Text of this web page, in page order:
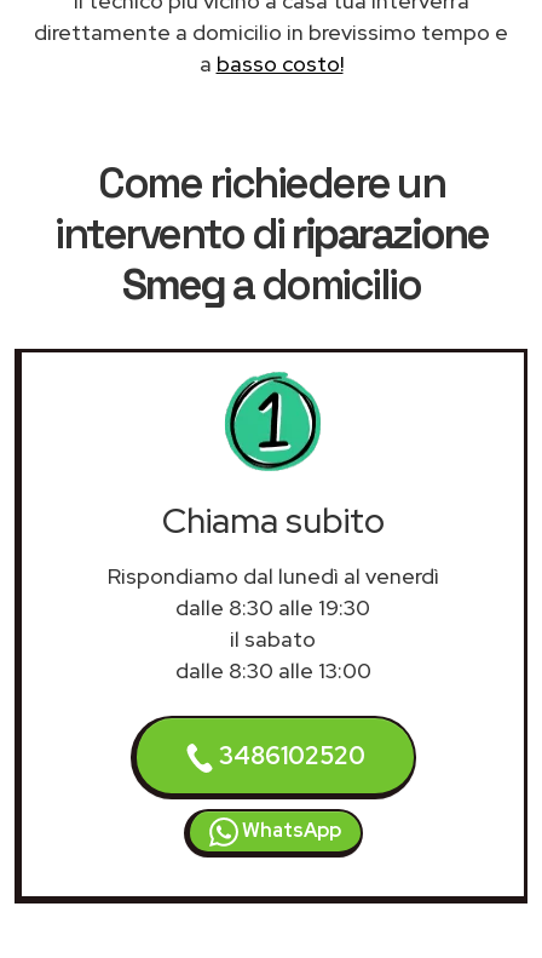
direttamente a domicilio in brevissimo tempo e
a basso costo!
Come richiedere un
intervento diriparazione
Smega domicilio
Chiama subito
Rispondiamo dal lunedì al venerdì
dalle 8:30 alle 19:30
il sabato
dalle 8:30 alle 13:00
3486102520
WhatsApp